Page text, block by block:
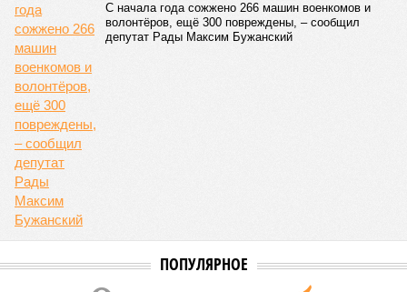
С начала года сожжено 266 машин военкомов и
волонтёров, ещё 300 повреждены, – сообщил
депутат Рады Максим Бужанский
ПОПУЛЯРНОЕ